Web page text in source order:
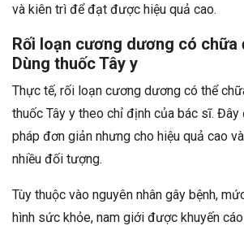
và kiên trì để đạt được hiệu quả cao.
Rối loạn cương dương có
Dùng thuốc Tây y
Thực tế, rối loạn cương dương có thể
thuốc Tây y theo chỉ định của bác sĩ.
pháp đơn giản nhưng cho hiệu quả cao
nhiều đối tượng.
Tùy thuộc vào nguyên nhân gây bệnh,
hình sức khỏe, nam giới được khuyến